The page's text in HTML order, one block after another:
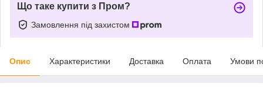
Що таке купити з Пром?
Замовлення під захистом
Опис Характеристики Доставка Оплата Умови